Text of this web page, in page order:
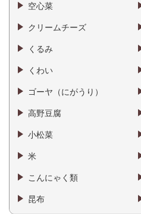
空心菜
クリームチーズ
くるみ
くわい
ゴーヤ（にがうり）
高野豆腐
小松菜
米
こんにゃく類
昆布